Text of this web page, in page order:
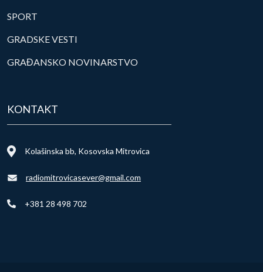
SPORT
GRADSKE VESTI
GRAĐANSKO NOVINARSTVO
KONTAKT
Kolašinska bb, Kosovska Mitrovica
radiomitrovicasever@gmail.com
+381 28 498 702